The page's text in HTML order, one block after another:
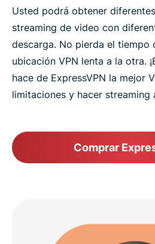
Usted podrá obtener
streaming de video con
descarga. No pierda el tiempo
ubicación VPN lenta a la otra.
hace de ExpressVPN la mejor
limitaciones y hacer streaming
Comprar